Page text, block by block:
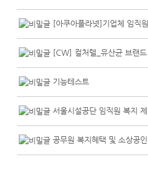
[아쿠아플라넷]기업체 임직원 대상 할인 제휴 제안의 건
[CW] 컬처렐_유산균 브랜드 샘플링 협업 제안
기능테스트
서울시설공단 임직원 복지 제휴 제안
공무원 복지혜택 및 소상공인 지원 혜택